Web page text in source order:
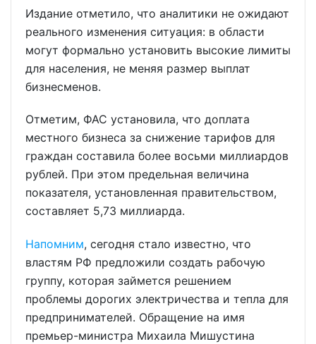
Издание отметило, что аналитики не ожидают
реального изменения ситуация: в области
могут формально установить высокие лимиты
для населения, не меняя размер выплат
бизнесменов.
Отметим, ФАС установила, что доплата
местного бизнеса за снижение тарифов для
граждан составила более восьми миллиардов
рублей. При этом предельная величина
показателя, установленная правительством,
составляет 5,73 миллиарда.
Напомним, сегодня стало известно, что
властям РФ предложили создать рабочую
группу, которая займется решением
проблемы дорогих электричества и тепла для
предпринимателей. Обращение на имя
премьер-министра Михаила Мишустина